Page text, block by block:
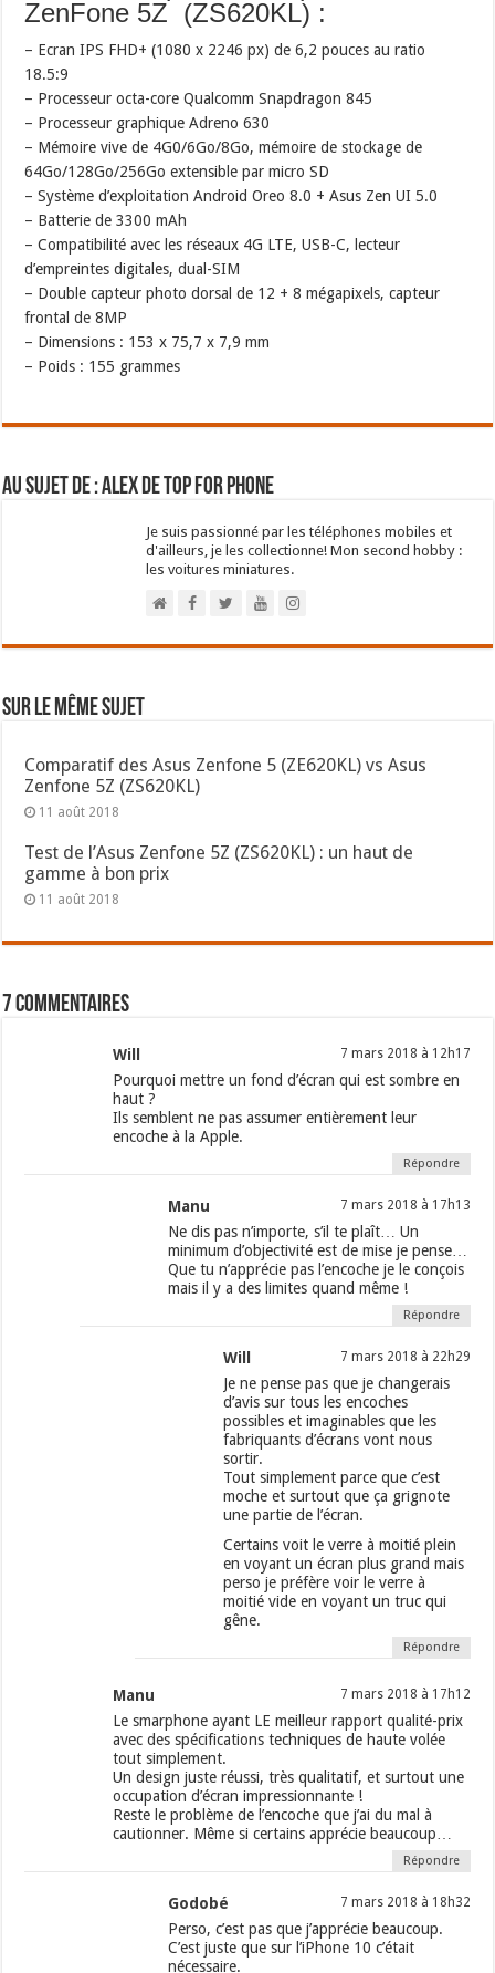
ZenFone 5Z (ZS620KL) :
– Ecran IPS FHD+ (1080 x 2246 px) de 6,2 pouces au ratio
18.5:9
– Processeur octa-core Qualcomm Snapdragon 845
– Processeur graphique Adreno 630
– Mémoire vive de 4G0/6Go/8Go, mémoire de stockage de
64Go/128Go/256Go extensible par micro SD
– Système d’exploitation Android Oreo 8.0 + Asus Zen UI 5.0
– Batterie de 3300 mAh
– Compatibilité avec les réseaux 4G LTE, USB-C, lecteur
d’empreintes digitales, dual-SIM
– Double capteur photo dorsal de 12 + 8 mégapixels, capteur
frontal de 8MP
– Dimensions : 153 x 75,7 x 7,9 mm
– Poids : 155 grammes
Au sujet de : Alex de Top For Phone
Je suis passionné par les téléphones mobiles et
d'ailleurs, je les collectionne! Mon second hobby :
les voitures miniatures.
Sur le même sujet
Comparatif des Asus Zenfone 5 (ZE620KL) vs Asus
Zenfone 5Z (ZS620KL)
11 août 2018
Test de l’Asus Zenfone 5Z (ZS620KL) : un haut de
gamme à bon prix
11 août 2018
7 commentaires
Will 7 mars 2018 à 12h17
Pourquoi mettre un fond d’écran qui est sombre en
haut ?
Ils semblent ne pas assumer entièrement leur
encoche à la Apple.
Répondre
Manu 7 mars 2018 à 17h13
Ne dis pas n’importe, s’il te plaît… Un
minimum d’objectivité est de mise je pense…
Que tu n’apprécie pas l’encoche je le conçois
mais il y a des limites quand même !
Répondre
Will 7 mars 2018 à 22h29
Je ne pense pas que je changerais
d’avis sur tous les encoches
possibles et imaginables que les
fabriquants d’écrans vont nous
sortir.
Tout simplement parce que c’est
moche et surtout que ça grignote
une partie de l’écran.
Certains voit le verre à moitié plein
en voyant un écran plus grand mais
perso je préfère voir le verre à
moitié vide en voyant un truc qui
gêne.
Répondre
Manu 7 mars 2018 à 17h12
Le smarphone ayant LE meilleur rapport qualité-prix
avec des spécifications techniques de haute volée
tout simplement.
Un design juste réussi, très qualitatif, et surtout une
occupation d’écran impressionnante !
Reste le problème de l’encoche que j’ai du mal à
cautionner. Même si certains apprécie beaucoup…
Répondre
Godobé 7 mars 2018 à 18h32
Perso, c’est pas que j’apprécie beaucoup.
C’est juste que sur l’iPhone 10 c’était
nécessaire.